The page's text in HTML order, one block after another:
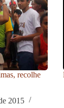
recolhe
2015